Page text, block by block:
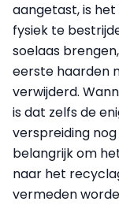
aangetast, is
fysiek te
soelaas
eerste haarden
verwijderd.
is dat zelfs de
verspreiding
belangrijk om
naar het
vermeden